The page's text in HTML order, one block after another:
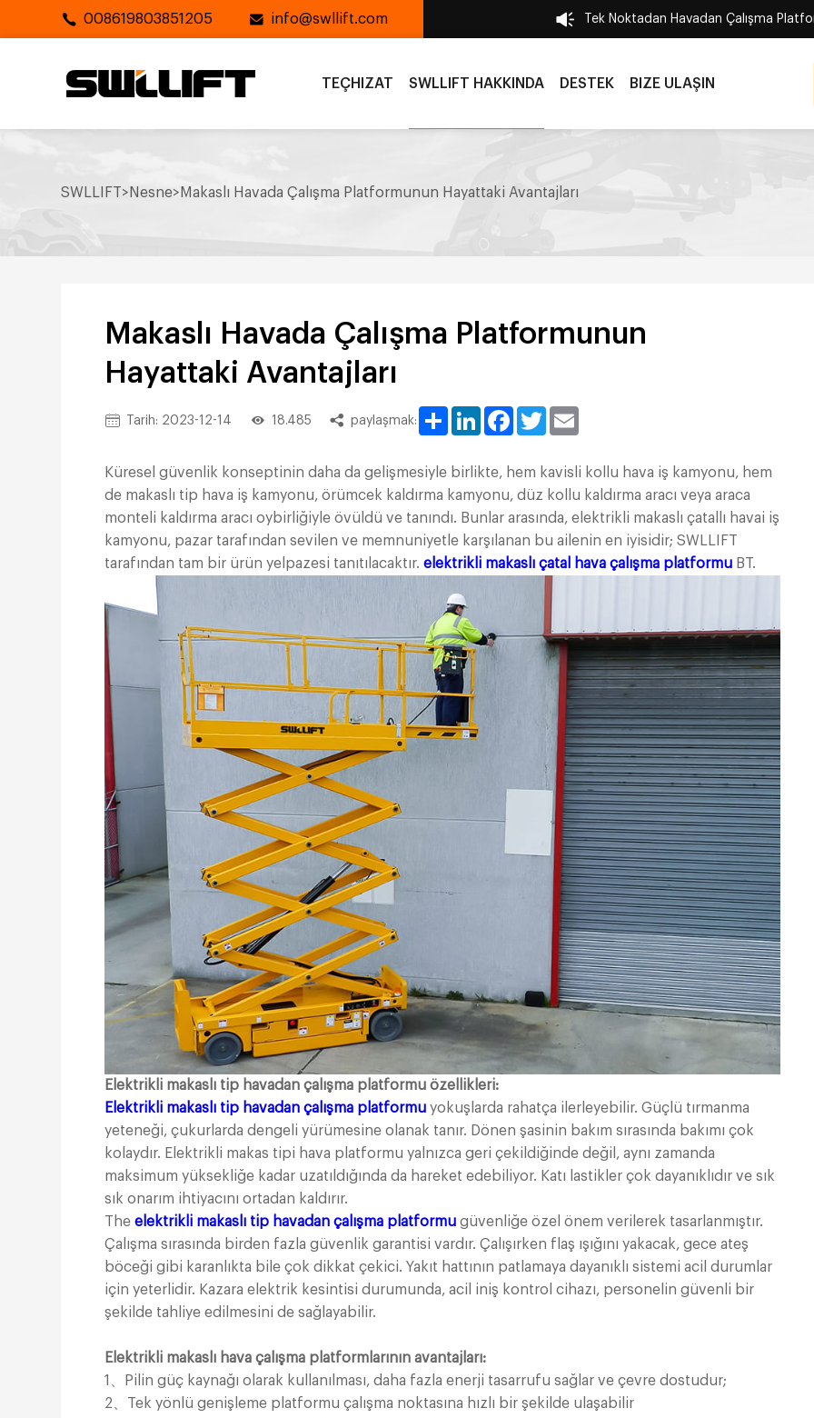
008619803851205 info@swllift.com Tek Noktadan Havadan Çalışma
TEÇHIZAT SWLLIFT HAKKINDA DESTEK BIZE ULAŞIN
SWLLIFT> Nesne> Makaslı Havada Çalışma Platformunun Hayattaki Avantajları
Makaslı Havada Çalışma Platformunun
Hayattaki Avantajları
Tarih: 2023-12-14 18.485 paylaşmak:
Share LinkedInFacebook
Twitter
Küresel güvenlik konseptinin daha da gelişmesiyle birlikte, hem kavisli kollu hava iş kamyonu, hem
de makaslı tip hava iş kamyonu, örümcek kaldırma kamyonu, düz kollu kaldırma aracı veya araca
monteli kaldırma aracı oybirliğiyle övüldü ve tanındı. Bunlar arasında, elektrikli makaslı çatallı havai iş
kamyonu, pazar tarafından sevilen ve memnuniyetle karşılanan bu ailenin en iyisidir; SWLLIFT
tarafından tam bir ürün yelpazesi tanıtılacaktır.elektrikli makaslı çatal hava çalışma platformu BT.
Elektrikli makaslı tip havadan çalışma platformu özellikleri:
Elektrikli makaslı tip havadan çalışma platformu yokuşlarda rahatça ilerleyebilir. Güçlü tırmanma
yeteneği, çukurlarda dengeli yürümesine olanak tanır. Dönen şasinin bakım sırasında bakımı çok
kolaydır. Elektrikli makas tipi hava platformu yalnızca geri çekildiğinde değil, aynı zamanda
maksimum yüksekliğe kadar uzatıldığında da hareket edebiliyor. Katı lastikler çok dayanıklıdır ve sık
sık onarım ihtiyacını ortadan kaldırır.
Theelektrikli makaslı tip havadan çalışma platformu güvenliğe özel önem verilerek tasarlanmıştır.
Çalışma sırasında birden fazla güvenlik garantisi vardır. Çalışırken flaş ışığını yakacak, gece ateş
böceği gibi karanlıkta bile çok dikkat çekici. Yakıt hattının patlamaya dayanıklı sistemi acil durumlar
için yeterlidir. Kazara elektrik kesintisi durumunda, acil iniş kontrol cihazı, personelin güvenli bir
şekilde tahliye edilmesini de sağlayabilir.
Elektrikli makaslı hava çalışma platformlarının avantajları:
1、Pilin güç kaynağı olarak kullanılması, daha fazla enerji tasarrufu sağlar ve çevre dostudur;
2、Tek yönlü genişleme platformu çalışma noktasına hızlı bir şekilde ulaşabilir